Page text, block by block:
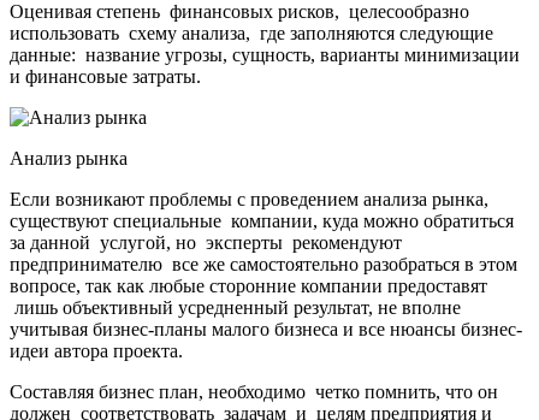
Оценивая степень финансовых рисков, целесообразно
использовать схему анализа, где заполняются следующие
данные: название угрозы, сущность, варианты минимизации
и финансовые затраты.
Анализ рынка
Если возникают проблемы с проведением анализа рынка,
существуют специальные компании, куда можно обратиться
за данной услугой, но эксперты рекомендуют
предпринимателю все же самостоятельно разобраться в этом
вопросе, так как любые сторонние компании предоставят
лишь объективный усредненный результат, не вполне
учитывая бизнес-планы малого бизнеса и все нюансы бизнес-
идеи автора проекта.
Составляя бизнес план, необходимо четко помнить, что он
должен соответствовать задачам и целям предприятия и